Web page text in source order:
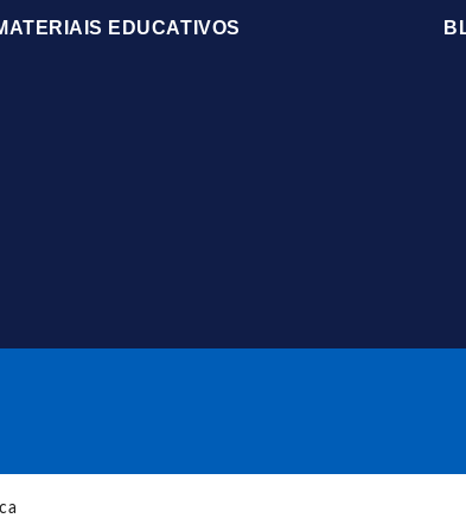
EDUCATIVOS